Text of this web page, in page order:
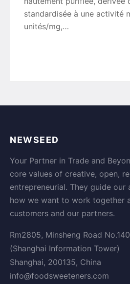
standardisée à une activité
unités/mg,…
NEWSEED
Your Partner in Trade and
core values of creative, open,
entrepreneurial. They guide our
how we want to work together
customers and our partners.
Rm2805, Minsheng Road
(Shanghai Information Tower)
Shanghai, 200135, China
info@foodsweeteners.com